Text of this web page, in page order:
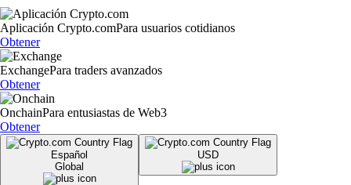
Aplicación Crypto.comPara usuarios cotidianos
Obtener
ExchangePara traders avanzados
Obtener
OnchainPara entusiastas de Web3
Obtener
Español
Global
USD